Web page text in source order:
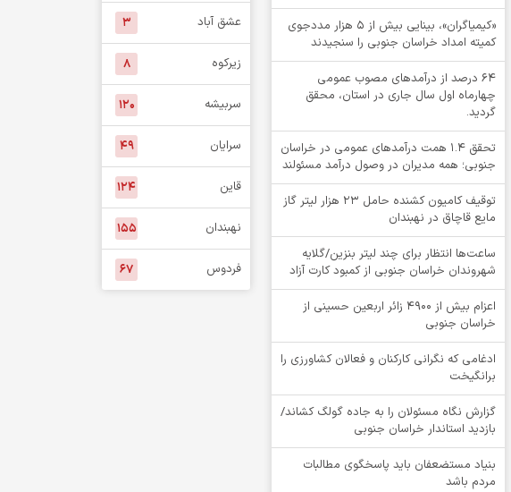
«کیمیاگران»، بینایی بیش از ۵ هزار مددجوی
کمیته امداد خراسان جنوبی را سنجیدند
64 درصد از درآمدهای مصوب عمومی
چهارماه اول سال جاری در استان، محقق
گردید.
تحقق ۱.۴ همت درآمدهای عمومی در خراسان
جنوبی؛ همه مدیران در وصول درآمد مسئولند
توقيف کامیون کشنده حامل 23 هزار لیتر گاز
مایع قاچاق در نهبندان
ساعت‌ها انتظار برای چند لیتر بنزین/گلایه
شهروندان خراسان جنوبی از کمبود کارت آزاد
اعزام بیش از 4900 زائر اربعین حسینی از
خراسان جنوبی
ادغامی که نگرانی کارکنان و فعالان کشاورزی را
برانگیخت
گزارش نگاه مسئولان را به جاده گولگ کشاند/
بازدید استاندار خراسان جنوبی
بنیاد مستضعفان باید پاسخگوی مطالبات
مردم باشد
عشق آباد ۳
زیرکوه ۸
سربیشه ۱۲۰
سرایان ۴۹
قاین ۱۲۴
نهبندان ۱۵۵
فردوس ۶۷